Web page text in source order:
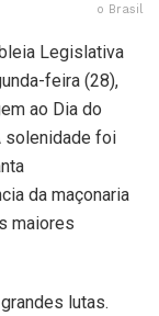
o Brasil
Legislativa
feira (28),
ao Dia do
solenidade foi
da maçonaria
maiores
lutas.